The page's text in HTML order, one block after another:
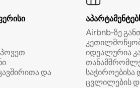
და
Airbnb‑ზე
იდეალურია
საჭიროებისა
ცვლილების